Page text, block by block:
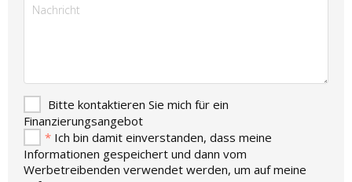
Bitte kontaktieren Sie mich für ein
Finanzierungsangebot
* Ich bin damit einverstanden, dass meine
Informationen gespeichert und dann vom
Werbetreibenden verwendet werden, um auf meine